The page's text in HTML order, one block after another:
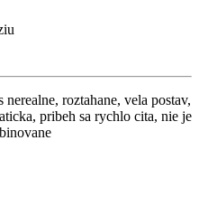
roztahane, vela postav,
pribeh sa rychlo cita, nie je